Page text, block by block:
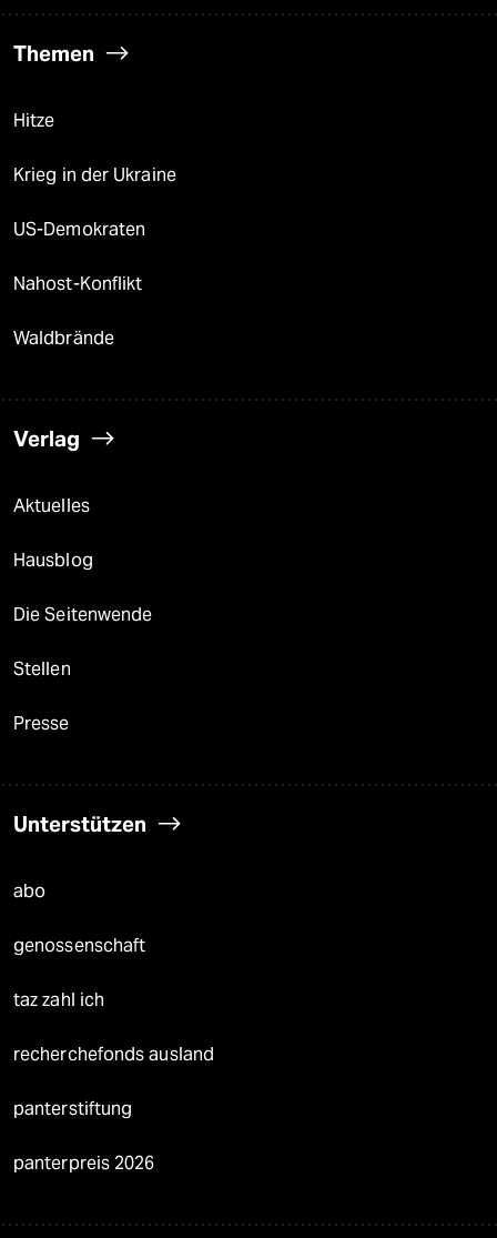
Themen
Hitze
Krieg in der Ukraine
US-Demokraten
Nahost-Konflikt
Waldbrände
Verlag
Aktuelles
Hausblog
Die Seitenwende
Stellen
Presse
Unterstützen
abo
genossenschaft
taz zahl ich
recherchefonds ausland
panterstiftung
panterpreis 2026